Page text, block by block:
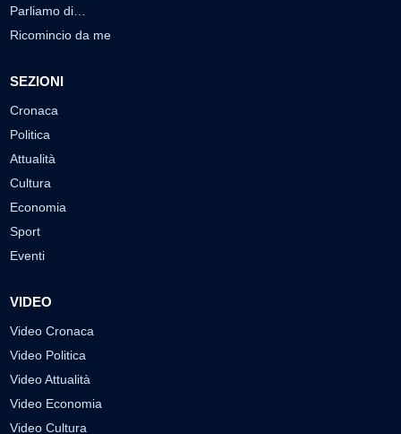
Parliamo di…
Ricomincio da me
SEZIONI
Cronaca
Politica
Attualità
Cultura
Economia
Sport
Eventi
VIDEO
Video Cronaca
Video Politica
Video Attualità
Video Economia
Video Cultura